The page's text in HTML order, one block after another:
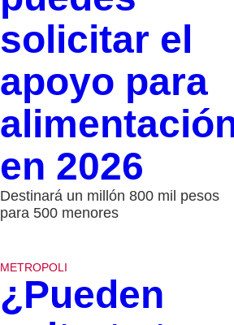
solicitar el
apoyo para
en 2026
Destinará un millón 800 mil pesos
para 500 menores
METROPOLI
¿Pueden